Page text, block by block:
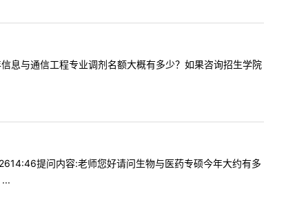
与通信工程专业调剂名额大概有多少？如果咨询招生学院
提问内容:老师您好请问生物与医药专硕今年大约有多